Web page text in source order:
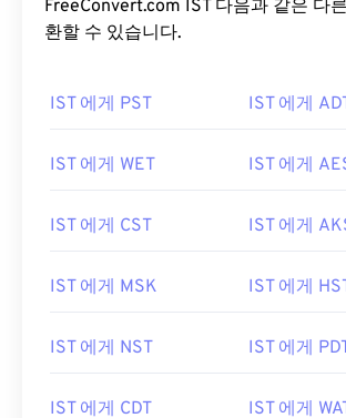
FreeConvert.com IST 다음과 같은 다
환할 수 있습니다.
IST 에게 PST IST 에게
IST 에게 WET IST 에게
IST 에게 CST IST 에게
IST 에게 MSK IST 에게
IST 에게 NST IST 에게
IST 에게 CDT IST 에게